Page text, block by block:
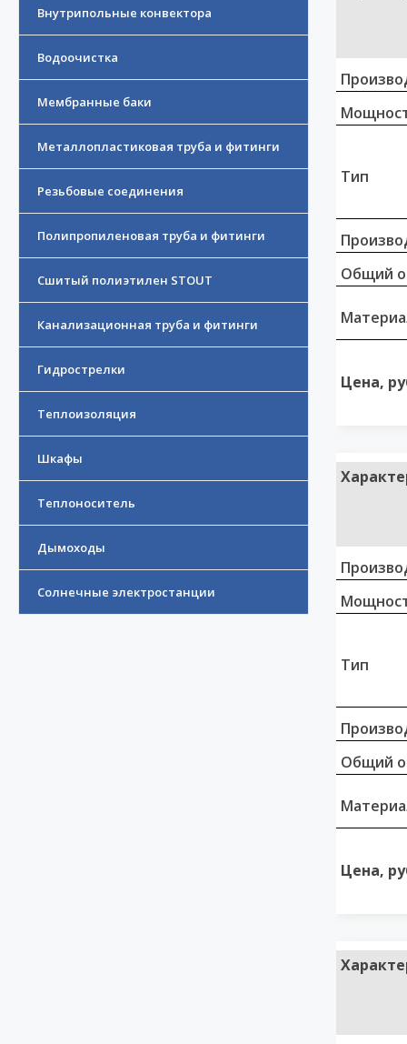
Внутрипольные конвектора
Водоочистка
Мембранные баки
Металлопластиковая труба и фитинги
Резьбовые соединения
Полипропиленовая труба и фитинги
Сшитый полиэтилен STOUT
Канализационная труба и фитинги
Гидрострелки
Теплоизоляция
Шкафы
Теплоноситель
Дымоходы
Солнечные электростанции
Тип
Общий
Цена,
Тип
Общий
Цена,